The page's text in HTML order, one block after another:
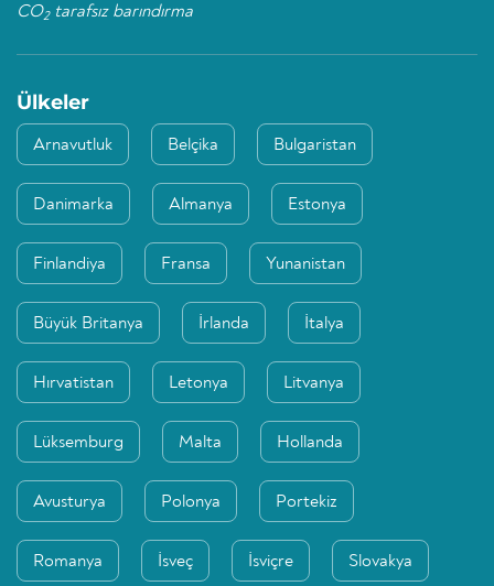
CO2tarafsız barındırma
Ülkeler
Arnavutluk Belçika Bulgaristan
Danimarka Almanya Estonya
Finlandiya Fransa Yunanistan
Büyük Britanya İrlanda İtalya
Hırvatistan Letonya Litvanya
Lüksemburg Malta Hollanda
Avusturya Polonya Portekiz
Romanya İsveç İsviçre Slovakya